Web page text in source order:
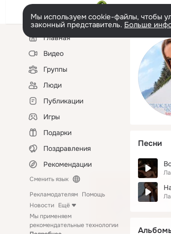
Мы используем cookie-файлы, чтобы
законный представитель. Больше
Левая
колонкаГлавная
Видео
Группы
Люди
Публикации
Игры
Подарки
Поздравления
Рекомендации
Сменить язык
Рекламодателям Помощь
Новости Ещё
Мы применяем
рекомендательные технологии
Песни